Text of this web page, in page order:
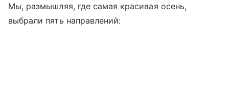
Мы, размышляя, где самая красивая осень,
выбрали пять направлений: